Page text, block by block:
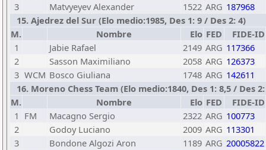
3
Matvyeyev Alexander 1522 ARG 187968
15. Ajedrez del Sur (Elo medio:1985, Des 1: 9 / Des 2: 4)
M.
Nombre Elo FED
FIDE-ID
1
Jabie Rafael 2149 ARG 117366
2
Sasson Maximiliano 2058 ARG 126373
3 WCM Bosco Giuliana 1748 ARG 142611
16. Moreno Chess Team (Elo medio:1840, Des 1: 8,5 / Des
M.
Nombre Elo FED
FIDE-ID
1 FM Macagno Sergio 2322 ARG 100773
2
Godoy Luciano 2009 ARG 113301
3
Bondone Algozi Aron 1189 ARG 20005822